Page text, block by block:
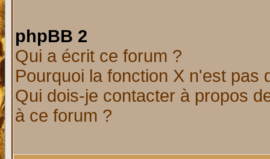
phpBB 2
Qui a écrit ce forum ?
Pourquoi la fonction X n'est pas
Qui dois-je contacter à propos
à ce forum ?